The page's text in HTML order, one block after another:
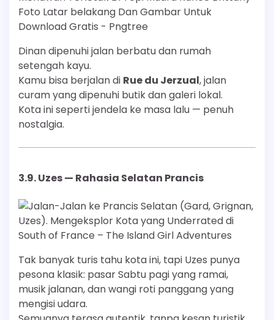
Dinan dipenuhi jalan berbatu dan rumah
setengah kayu.
Kamu bisa berjalan di Rue du Jerzual, jalan
curam yang dipenuhi butik dan galeri lokal.
Kota ini seperti jendela ke masa lalu — penuh
nostalgia.
3.9.Uzes — Rahasia Selatan Prancis
Tak banyak turis tahu kota ini, tapi Uzes punya
pesona klasik: pasar Sabtu pagi yang ramai,
musik jalanan, dan wangi roti panggang yang
mengisi udara.